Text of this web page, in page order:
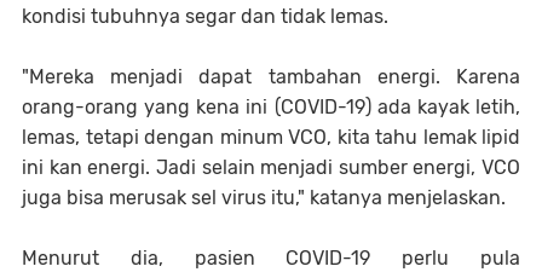
kondisi tubuhnya segar dan tidak lemas.
"Mereka menjadi dapat tambahan energi. Karena
orang-orang yang kena ini (COVID-19) ada kayak letih,
lemas, tetapi dengan minum VCO, kita tahu lemak lipid
ini kan energi. Jadi selain menjadi sumber energi, VCO
juga bisa merusak sel virus itu," katanya menjelaskan.
Menurut dia, pasien COVID-19 perlu pula